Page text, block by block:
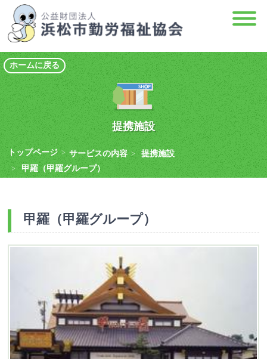
ホームに戻る
提携施設
トップページ > サービスの内容 > 提携施設
> 甲羅（甲羅グループ）
甲羅（甲羅グループ）